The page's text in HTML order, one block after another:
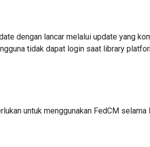
dengan lancar melalui update yang
tidak dapat login saat library
untuk menggunakan FedCM selama